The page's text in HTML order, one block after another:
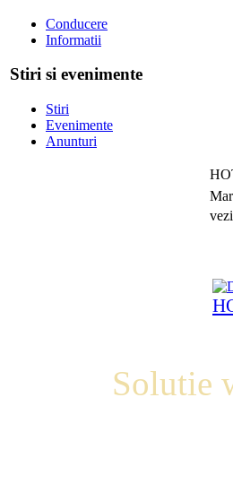
Conducere
Informatii
Stiri si evenimente
Stiri
Evenimente
Anunturi
Solutie